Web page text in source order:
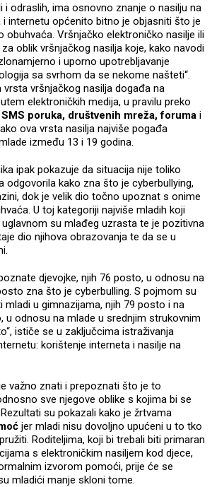
i odraslih, ima osnovno znanje o nasilju na
internetu općenito bitno je objasniti što je
Vršnjačko elektroničko nasilje ili
oblik vršnjačkog nasilja koje, kako navodi
i uporno upotrebljavanje
sa svrhom da se nekome našteti“.
vrsta vršnjačkog nasilja događa na
elektroničkih medija, u pravilu preko
poruka, društvenih mreža, foruma i
ova vrsta nasilja najviše pogađa
između 13 i 19 godina.
ipak pokazuje da situacija nije toliko
odgovorila kako zna što je cyberbullying,
dok je velik dio točno upoznat s onime
U toj kategoriji najviše mladih koji
su mlađeg uzrasta te je pozitivna
dio njihova obrazovanja te da se u
djevojke, njih 76 posto, u odnosu na
zna što je cyberbulling. S pojmom su
u gimnazijama, njih 79 posto i na
u odnosu na mlade u srednjim strukovnim
ističe se u zaključcima istraživanja
korištenje interneta i nasilje na
važno znati i prepoznati što je to
sve njegove oblike s kojima bi se
su pokazali kako je žrtvama
jer mladi nisu dovoljno upućeni u to tko
Roditeljima, koji bi trebali biti primaran
s elektroničkim nasiljem kod djece,
izvorom pomoći, prije će se
mladići manje skloni tome.